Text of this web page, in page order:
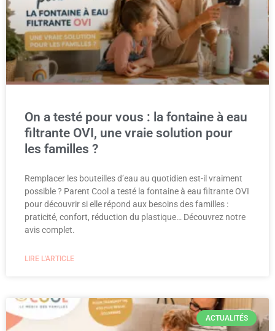
On a testé pour vous : la fontaine à eau
filtrante OVI, une vraie solution pour
les familles ?
Remplacer les bouteilles d’eau au quotidien est-il vraiment
possible ? Parent Cool a testé la fontaine à eau filtrante OVI
pour découvrir si elle répond aux besoins des familles :
praticité, confort, réduction du plastique… Découvrez notre
avis complet.
LIRE L'ARTICLE
ACTUALITÉS